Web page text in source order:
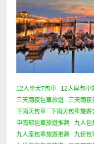
12人坐大T包車 12人座包車
三天兩夜包車旅遊
三天兩夜
下雨天包車
下雨天包車旅遊
中南部包車旅遊推薦
九人包
九人座包車旅遊推薦
九份包